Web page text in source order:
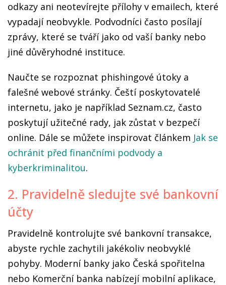
odkazy ani neotevírejte přílohy v emailech, které
vypadají neobvykle. Podvodníci často posílají
zprávy, které se tváří jako od vaší banky nebo
jiné důvěryhodné instituce.
Naučte se rozpoznat phishingové útoky a
falešné webové stránky. Čeští poskytovatelé
internetu, jako je například Seznam.cz, často
poskytují užitečné rady, jak zůstat v bezpečí
online. Dále se můžete inspirovat článkem Jak se
ochránit před finančními podvody a
kyberkriminalitou.
2. Pravidelně sledujte své bankovní
účty
Pravidelně kontrolujte své bankovní transakce,
abyste rychle zachytili jakékoliv neobvyklé
pohyby. Moderní banky jako Česká spořitelna
nebo Komerční banka nabízejí mobilní aplikace,